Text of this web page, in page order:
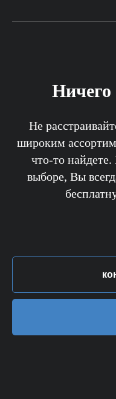
Ничего
Не
широким
что-то
выборе, Вы